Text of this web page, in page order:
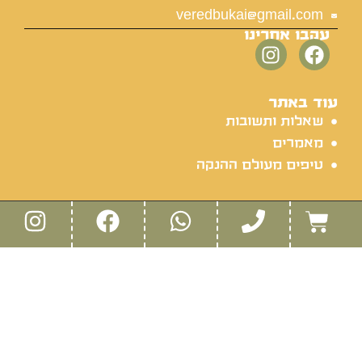
veredbukai@gmail.com
עקבו אחרינו
עוד באתר
שאלות ותשובות
מאמרים
טיפים מעולם ההנקה